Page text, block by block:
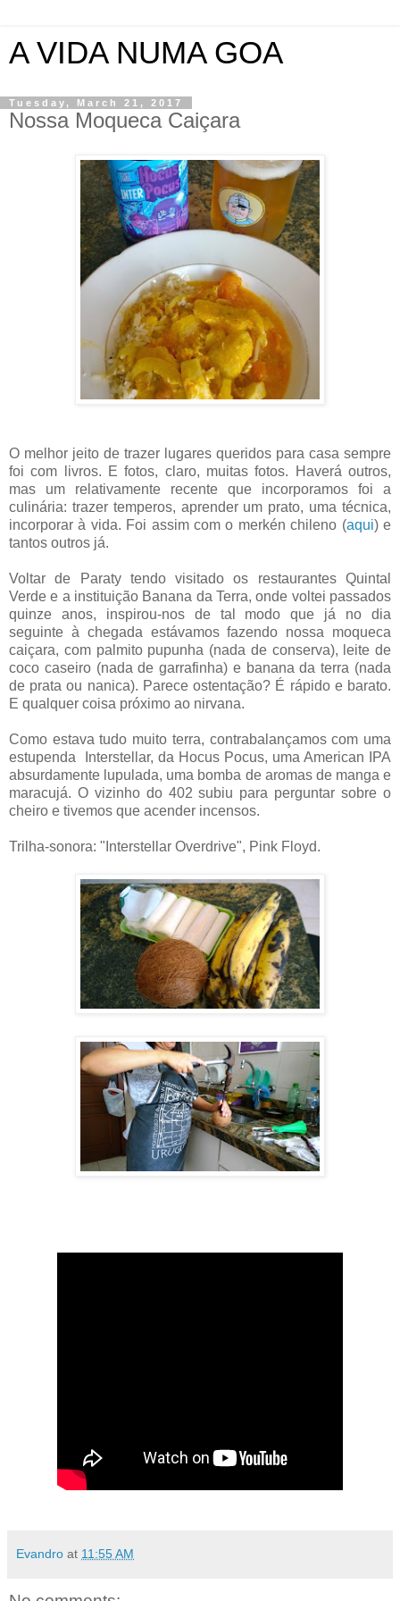
A VIDA NUMA GOA
Tuesday, March 21, 2017
Nossa Moqueca Caiçara
O melhor jeito de trazer lugares queridos para casa sempre
foi com livros. E fotos, claro, muitas fotos. Haverá outros,
mas um relativamente recente que incorporamos foi a
culinária: trazer temperos, aprender um prato, uma técnica,
incorporar à vida. Foi assim com o merkén chileno (aqui) e
tantos outros já.
Voltar de Paraty tendo visitado os restaurantes Quintal
Verde e a instituição Banana da Terra, onde voltei passados
quinze anos, inspirou-nos de tal modo que já no dia
seguinte à chegada estávamos fazendo nossa moqueca
caiçara, com palmito pupunha (nada de conserva), leite de
coco caseiro (nada de garrafinha) e banana da terra (nada
de prata ou nanica). Parece ostentação? É rápido e barato.
E qualquer coisa próximo ao nirvana.
Como estava tudo muito terra, contrabalançamos com uma
estupenda Interstellar, da Hocus Pocus, uma American IPA
absurdamente lupulada, uma bomba de aromas de manga e
maracujá. O vizinho do 402 subiu para perguntar sobre o
cheiro e tivemos que acender incensos.
Trilha-sonora: "Interstellar Overdrive", Pink Floyd.
Evandro at 11:55 AM